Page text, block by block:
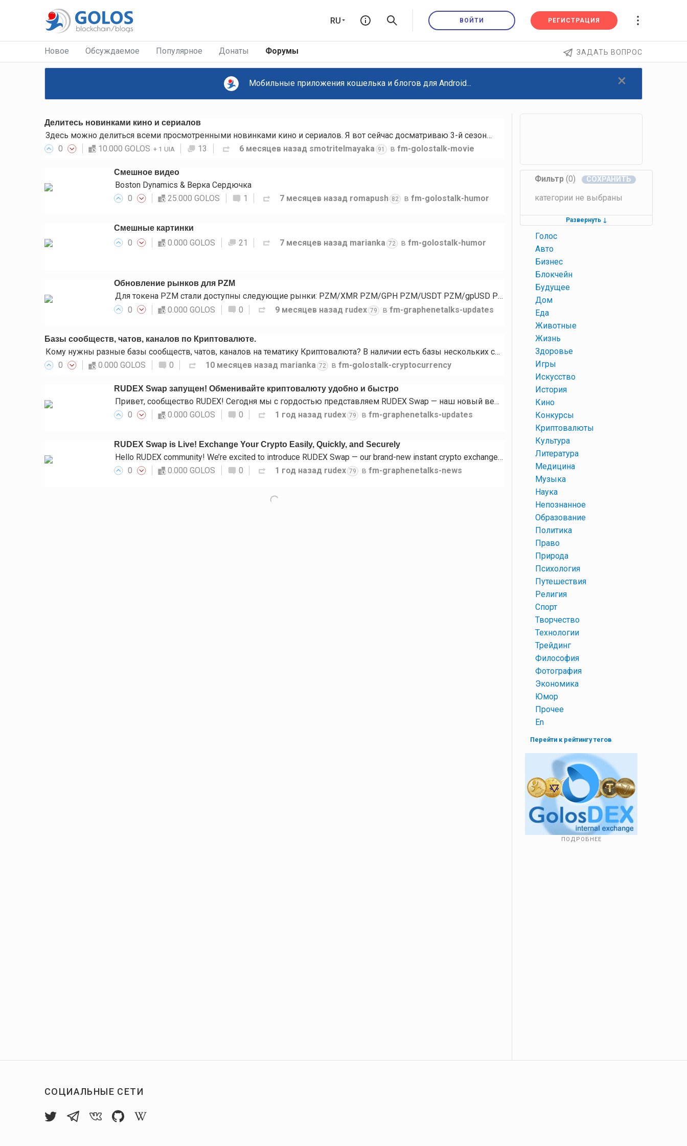
RU ВОЙТИ РЕГИСТРАЦИЯ
ЗАДАТЬ ВОПРОС
Новое Обсуждаемое Популярное Донаты Форумы
×
Мобильные приложения кошелька и блогов для Android...
Делитесь новинками кино и сериалов
Здесь можно делиться всеми просмотренными новинками кино и сериалов. Я вот сейчас досматриваю 3-й сезон…
0
10.000 GOLOS + 1 UIA 13 6 месяцев назад smotritelmayaka 91 в fm-golostalk-movie
Смешное видео
Boston Dynamics & Верка Сердючка
0
25.000 GOLOS 1 7 месяцев назад romapush 82 в fm-golostalk-humor
Смешные картинки
0 0.000 GOLOS 21 7 месяцев назад marianka 72 в fm-golostalk-humor
Обновление рынков для PZM
Для токена PZM стали доступны следующие рынки: PZM/XMR PZM/GPH PZM/USDT PZM/gpUSD PZM/gpEUR…
0
0.000 GOLOS 0 9 месяцев назад rudex 79 в fm-graphenetalks-updates
Базы сообществ, чатов, каналов по Криптовалюте.
Кому нужны разные базы сообществ, чатов, каналов на тематику Криптовалюта? В наличии есть базы нескольких социальных…
0
0.000 GOLOS 0 10 месяцев назад marianka 72 в fm-golostalk-cryptocurrency
RUDEX Swap запущен! Обменивайте криптовалюту удобно и быстро
Привет, сообщество RUDEX! Сегодня мы с гордостью представляем RUDEX Swap — наш новый веб-интерфейс мгновенного…
0
0.000 GOLOS 0 1 год назад rudex 79 в fm-graphenetalks-updates
RUDEX Swap is Live! Exchange Your Crypto Easily, Quickly, and Securely
Hello RUDEX community! We’re excited to introduce RUDEX Swap — our brand-new instant crypto exchange interface…
0
0.000 GOLOS 0 1 год назад rudex 79 в fm-graphenetalks-news
Фильтр (0)
категории не выбраны
Развернуть↓
Голос
Авто
Бизнес
Блокчейн
Будущее
Дом
Еда
Животные
Жизнь
Здоровье
Игры
Искусство
История
Кино
Конкурсы
Криптовалюты
Культура
Литература
Медицина
Музыка
Наука
Непознанное
Образование
Политика
Право
Природа
Психология
Путешествия
Религия
Спорт
Творчество
Технологии
Трейдинг
Философия
Фотография
Экономика
Юмор
Прочее
En
Перейти к рейтингу тегов
ПОДРОБНЕЕ
СОЦИАЛЬНЫЕ СЕТИ